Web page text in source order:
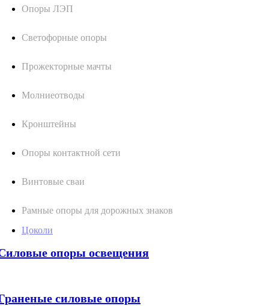
Опоры ЛЭП
Светофорные опоры
Прожекторные мачты
Молниеотводы
Кронштейны
Опоры контактной сети
Винтовые сваи
Рамные опоры для дорожных знаков
Цоколи
опоры освещения
силовые опоры